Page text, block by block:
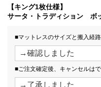
備考
・配達日指定Ｏ
※一部地域にて
場合があります
※できる限り実
が、閲覧環境に
【キング1枚仕様】
サータ・トラディション ボ
■マットレスのサイズと搬入経路
■ご注文確定後、キャンセルは